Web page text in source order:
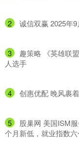
2 诚信双赢 2025年
3
趣策略 《英雄联
人选手
4 创惠优配 晚风裹
5
股巢网 美国ISM
个月新低，就业指数